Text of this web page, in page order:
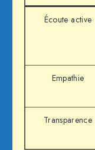
Écoute active
Empathie
Transparence